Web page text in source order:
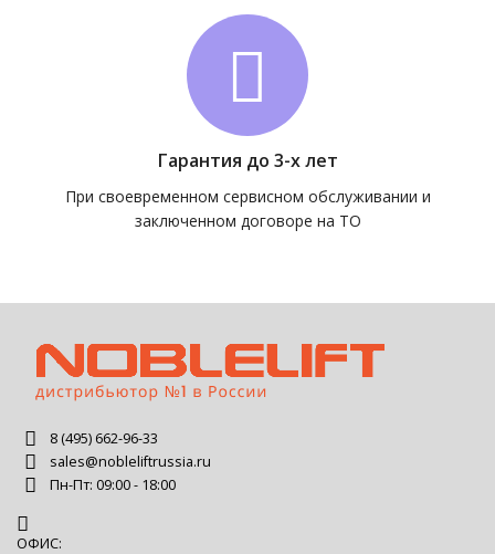
Гарантия до 3-х лет
При своевременном сервисном обслуживании и
заключенном договоре на ТО
8 (495) 662-96-33
sales@nobleliftrussia.ru
Пн-Пт: 09:00 - 18:00
ОФИС: